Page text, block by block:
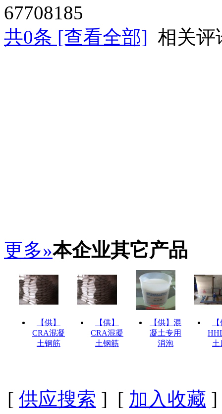
67708185
共0条 [查看全部] 相关评
更多»本企业其它产品
【供】
CRA混凝
土钢筋
【供】
CRA混凝
土钢筋
【供】混
凝土专用
消泡
土
[ 供应搜索 ] [ 加入收藏